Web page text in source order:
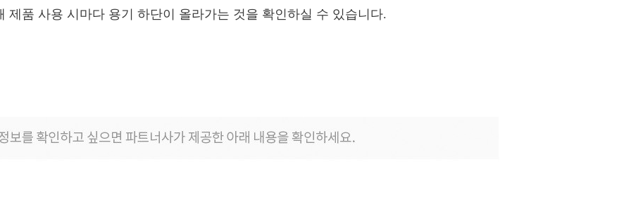
제품 사용 시마다 용기 하단이 올라가는 것을 확인하실 수 있습니다.